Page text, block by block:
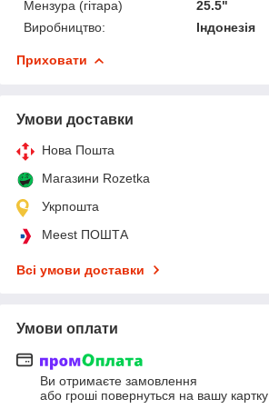
Мензура (гітара)
25.5"
Виробництво:
Індонезія
Приховати
Умови доставки
Нова Пошта
Магазини Rozetka
Укрпошта
Meest ПОШТА
Всі умови доставки
Умови оплати
Ви отримаєте замовлення
або гроші повернуться на вашу картку